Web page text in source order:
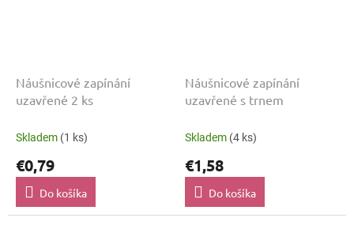
Náušnicové zapínání
uzavřené 2 ks
Skladem (1 ks)
€0,79
Do košíka
Náušnicové zapínání
uzavřené s trnem
Skladem (4 ks)
€1,58
Do košíka